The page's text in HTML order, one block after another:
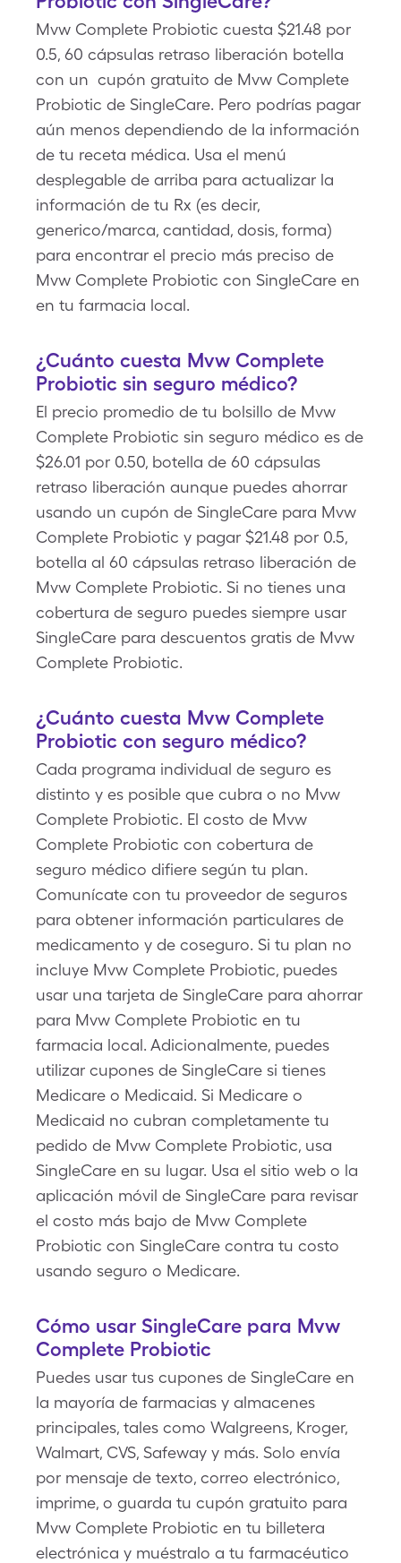
Mvw Complete Probiotic cuesta $21.48 por
0.5, 60 cápsulas retraso liberación botella
con un cupón gratuito de Mvw Complete
Probiotic de SingleCare. Pero podrías pagar
aún menos dependiendo de la información
de tu receta médica. Usa el menú
desplegable de arriba para actualizar la
información de tu Rx (es decir,
generico/marca, cantidad, dosis, forma)
para encontrar el precio más preciso de
Mvw Complete Probiotic con SingleCare en
en tu farmacia local.
¿Cuánto cuesta Mvw Complete
Probiotic sin seguro médico?
El precio promedio de tu bolsillo de Mvw
Complete Probiotic sin seguro médico es de
$26.01 por 0.50, botella de 60 cápsulas
retraso liberación aunque puedes ahorrar
usando un cupón de SingleCare para Mvw
Complete Probiotic y pagar $21.48 por 0.5,
botella al 60 cápsulas retraso liberación de
Mvw Complete Probiotic. Si no tienes una
cobertura de seguro puedes siempre usar
SingleCare para descuentos gratis de Mvw
Complete Probiotic.
¿Cuánto cuesta Mvw Complete
Probiotic con seguro médico?
Cada programa individual de seguro es
distinto y es posible que cubra o no Mvw
Complete Probiotic. El costo de Mvw
Complete Probiotic con cobertura de
seguro médico difiere según tu plan.
Comunícate con tu proveedor de seguros
para obtener información particulares de
medicamento y de coseguro. Si tu plan no
incluye Mvw Complete Probiotic, puedes
usar una tarjeta de SingleCare para ahorrar
para Mvw Complete Probiotic en tu
farmacia local. Adicionalmente, puedes
utilizar cupones de SingleCare si tienes
Medicare o Medicaid. Si Medicare o
Medicaid no cubran completamente tu
pedido de Mvw Complete Probiotic, usa
SingleCare en su lugar. Usa el sitio web o la
aplicación móvil de SingleCare para revisar
el costo más bajo de Mvw Complete
Probiotic con SingleCare contra tu costo
usando seguro o Medicare.
Cómo usar SingleCare para Mvw
Complete Probiotic
Puedes usar tus cupones de SingleCare en
la mayoría de farmacias y almacenes
principales, tales como Walgreens, Kroger,
Walmart, CVS, Safeway y más. Solo envía
por mensaje de texto, correo electrónico,
imprime, o guarda tu cupón gratuito para
Mvw Complete Probiotic en tu billetera
electrónica y muéstralo a tu farmacéutico